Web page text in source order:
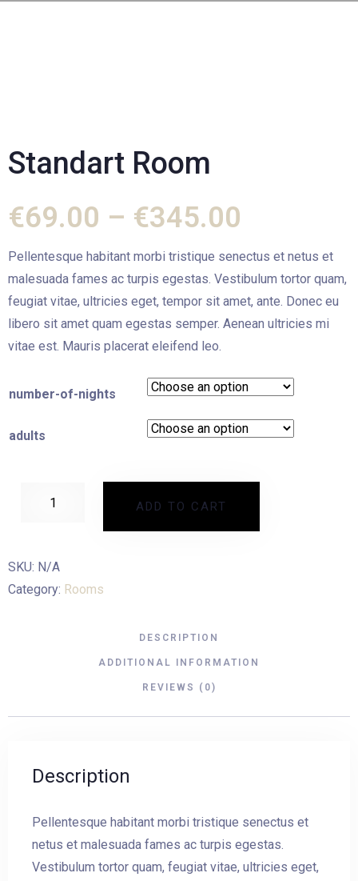
Standart Room
€69.00 – €345.00
Pellentesque habitant morbi tristique senectus et netus et
malesuada fames ac turpis egestas. Vestibulum tortor quam,
feugiat vitae, ultricies eget, tempor sit amet, ante. Donec eu
libero sit amet quam egestas semper. Aenean ultricies mi
vitae est. Mauris placerat eleifend leo.
number-of-nights
adults
ADD TO CART
SKU: N/A
Category: Rooms
DESCRIPTION
ADDITIONAL INFORMATION
REVIEWS (0)
Description
Pellentesque habitant morbi tristique senectus et
netus et malesuada fames ac turpis egestas.
Vestibulum tortor quam, feugiat vitae, ultricies eget,